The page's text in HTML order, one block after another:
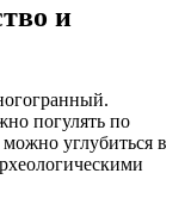
и
погулять по
углубиться в